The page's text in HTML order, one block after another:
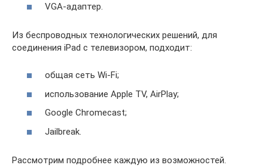
VGA-адаптер.
Из беспроводных технологических решений, для
соединения iPad с телевизором, подходит:
общая сеть Wi-Fi;
использование Apple TV, AirPlay;
Google Chromecast;
Jailbreak.
Рассмотрим подробнее каждую из возможностей.